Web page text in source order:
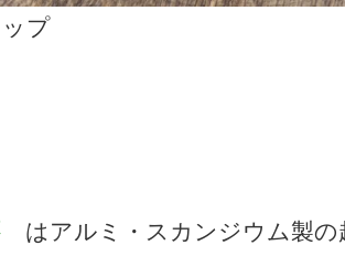
プ
はアルミ・スカンジウム製の